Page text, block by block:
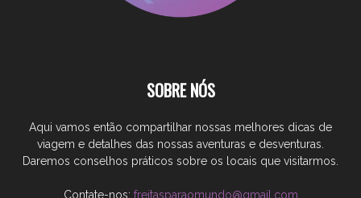
SOBRE NÓS
Aqui vamos então compartilhar nossas melhores dicas de
viagem e detalhes das nossas aventuras e desventuras.
Daremos conselhos práticos sobre os locais que visitarmos.
Contate-nos: freitasparaomundo@gmail.com